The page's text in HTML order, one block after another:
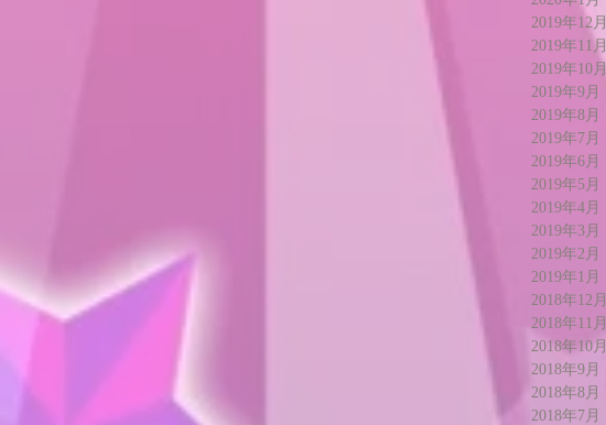
2019年12月
2019年11月
2019年10月
2019年9月
2019年8月
2019年7月
2019年6月
2019年5月
2019年4月
2019年3月
2019年2月
2019年1月
2018年12月
2018年11月
2018年10月
2018年9月
2018年8月
2018年7月